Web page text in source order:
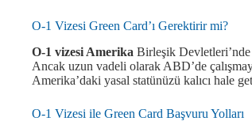
O-1 Vizesi Green Card’ı Gerektirir mi?
O-1 vizesi Amerika Birleşik
Ancak uzun vadeli olarak ABD’de
Amerika’daki yasal statünüzü kalıcı hale
O-1 Vizesi ile Green Card Başvuru Yolları